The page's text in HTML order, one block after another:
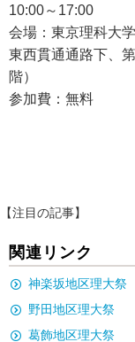
10:00～17:00
会場：東京理科大
東西貫通通路下、
階）
参加費：無料
【注目の記事】
関連リンク
神楽坂地区理大祭
野田地区理大祭
葛飾地区理大祭